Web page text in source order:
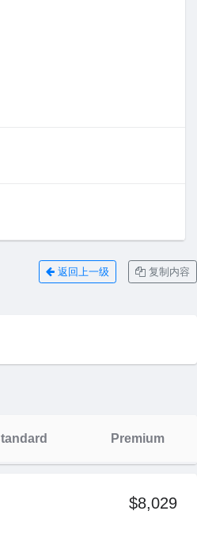
返回上一级 复制内容
Premium
$8,029